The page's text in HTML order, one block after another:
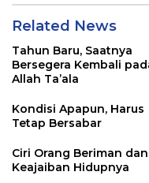
Related News
Tahun Baru, Saatnya
Bersegera Kembali
Allah Ta’ala
Kondisi Apapun, Harus
Tetap Bersabar
Ciri Orang Beriman dan
Keajaiban Hidupnya